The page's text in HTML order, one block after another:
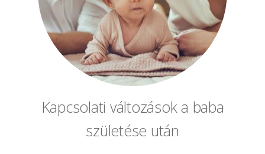
Kapcsolati változások a baba
születése után